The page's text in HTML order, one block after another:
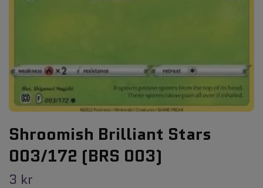
Shroomish Brilliant Stars
003/172 (BRS 003)
3 kr